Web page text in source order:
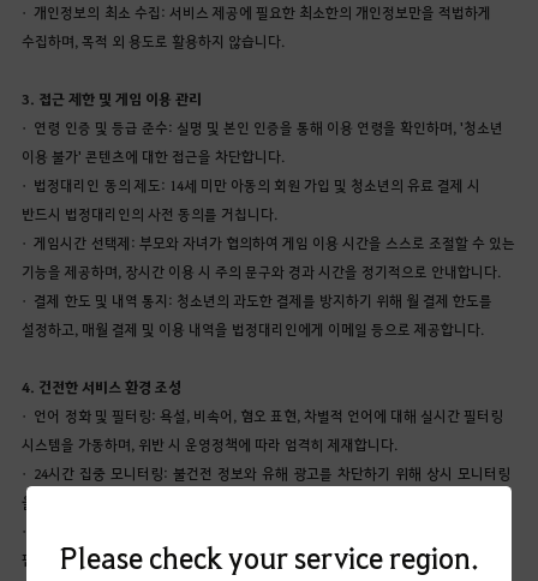
Please check your service region.
• 개인정보의 최소 수집: 서비스 제공에 필요한 최소한의 개인정보만을 적법하게
수집하며, 목적 외 용도로 활용하지 않습니다.
3. 접근 제한 및 게임 이용 관리
• 연령 인증 및 등급 준수: 실명 및 본인 인증을 통해 이용 연령을 확인하며, '청소년
이용 불가' 콘텐츠에 대한 접근을 차단합니다.
• 법정대리인 동의 제도: 14세 미만 아동의 회원 가입 및 청소년의 유료 결제 시
반드시 법정대리인의 사전 동의를 거칩니다.
• 게임시간 선택제: 부모와 자녀가 협의하여 게임 이용 시간을 스스로 조절할 수 있는
기능을 제공하며, 장시간 이용 시 주의 문구와 경과 시간을 정기적으로 안내합니다.
• 결제 한도 및 내역 통지: 청소년의 과도한 결제를 방지하기 위해 월 결제 한도를
설정하고, 매월 결제 및 이용 내역을 법정대리인에게 이메일 등으로 제공합니다.
4. 건전한 서비스 환경 조성
• 언어 정화 및 필터링: 욕설, 비속어, 혐오 표현, 차별적 언어에 대해 실시간 필터링
시스템을 가동하며, 위반 시 운영정책에 따라 엄격히 제재합니다.
• 24시간 집중 모니터링: 불건전 정보와 유해 광고를 차단하기 위해 상시 모니터링
을 시행합니다.
•
판단을 돕고 공정한 거래 질서를 유지합니다.